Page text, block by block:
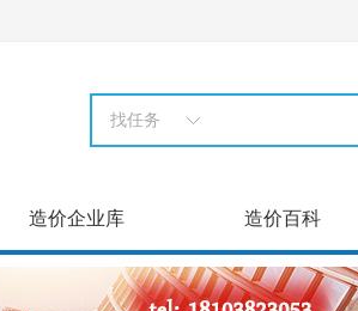
找任务
造价企业库 造价百科